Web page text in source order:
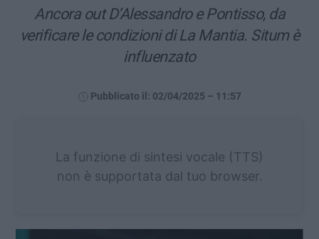
Ancora out D’Alessandro e Pontisso, da
verificare le condizioni di La Mantia. Situm è
influenzato
Pubblicato il: 02/04/2025 – 11:57
La funzione di sintesi vocale (TTS)
non è supportata dal tuo browser.